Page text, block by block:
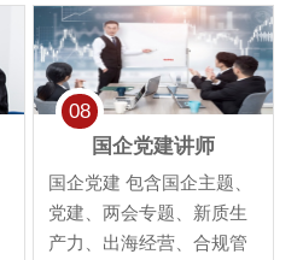
08
国企党建讲师
国企党建 包含国企主题、
党建、两会专题、新质生
产力、出海经营、合规管